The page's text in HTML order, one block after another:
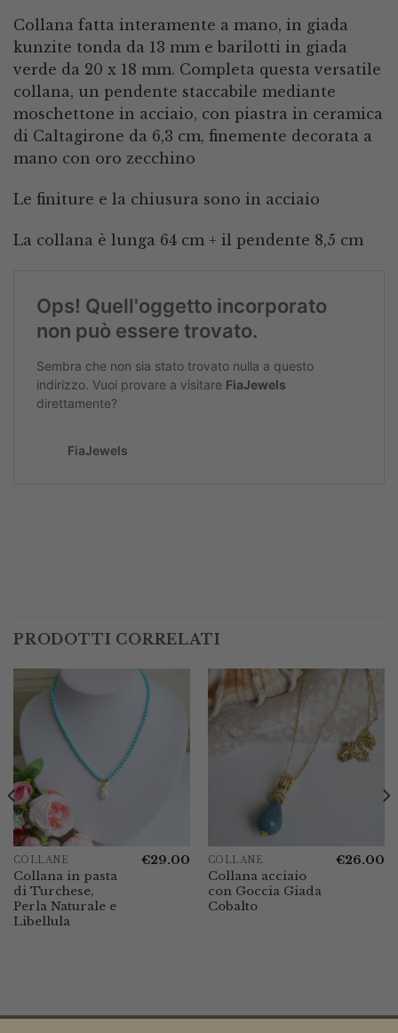
Collana fatta interamente a mano, in giada
kunzite tonda da 13 mm e barilotti in giada
verde da 20 x 18 mm. Completa questa versatile
collana, un pendente staccabile mediante
moschettone in acciaio, con piastra in ceramica
di Caltagirone da 6,3 cm, finemente decorata a
mano con oro zecchino
Le finiture e la chiusura sono in acciaio
La collana è lunga 64 cm + il pendente 8,5 cm
PRODOTTI CORRELATI
COLLANE
Collana in pasta
di Turchese,
Perla Naturale e
Libellula
€29.00 COLLANE
Collana acciaio
con Goccia Giada
Cobalto
€26.00